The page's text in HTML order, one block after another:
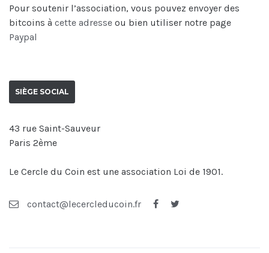
Pour soutenir l’association, vous pouvez envoyer des
bitcoins à cette adresse ou bien utiliser notre page
Paypal
SIÈGE SOCIAL
43 rue Saint-Sauveur
Paris 2ème
Le Cercle du Coin est une association Loi de 1901.
contact@lecercleducoin.fr